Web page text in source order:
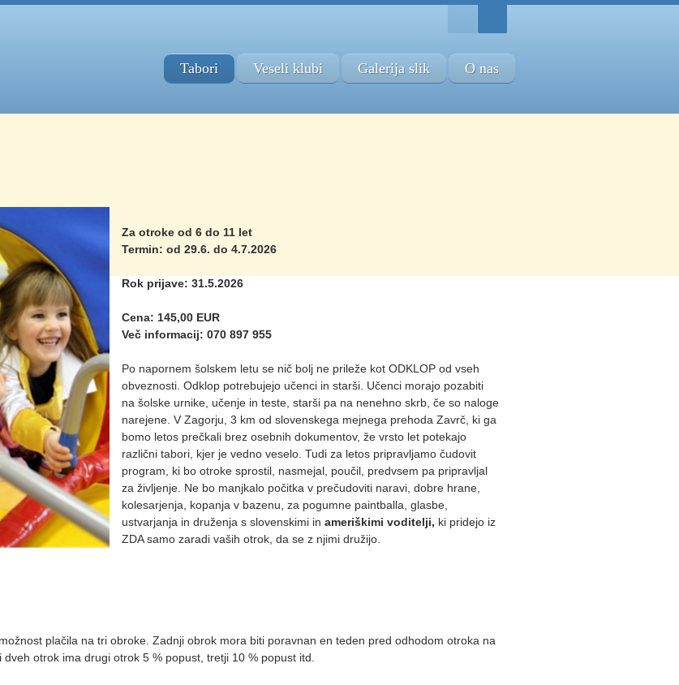
Tabori Veseli klubi Galerija slik O nas
Za otroke od 6 do 11 let
Termin: od 29.6. do 4.7.2026
Rok prijave: 31.5.2026
Cena: 145,00 EUR
Več informacij: 070 897 955
Po napornem šolskem letu se nič bolj ne prileže kot ODKLOP od vseh
obveznosti. Odklop potrebujejo učenci in starši. Učenci morajo pozabiti
na šolske urnike, učenje in teste, starši pa na nenehno skrb, če so naloge
narejene. V Zagorju, 3 km od slovenskega mejnega prehoda Zavrč, ki ga
bomo letos prečkali brez osebnih dokumentov, že vrsto let potekajo
različni tabori, kjer je vedno veselo. Tudi za letos pripravljamo čudovit
program, ki bo otroke sprostil, nasmejal, poučil, predvsem pa pripravljal
za življenje. Ne bo manjkalo počitka v prečudoviti naravi, dobre hrane,
kolesarjenja, kopanja v bazenu, za pogumne paintballa, glasbe,
ustvarjanja in druženja s slovenskimi in ameriškimi voditelji, ki pridejo iz
ZDA samo zaradi vaših otrok, da se z njimi družijo.
plačila na tri obroke. Zadnji obrok mora biti poravnan en teden pred odhodom otroka na
otrok ima drugi otrok 5 % popust, tretji 10 % popust itd.